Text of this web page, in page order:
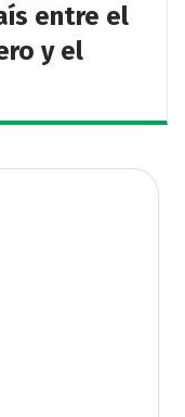
entre el
y el